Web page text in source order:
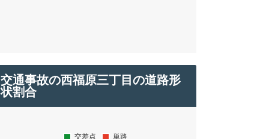
交通事故の西福原三丁目の道路形
状割合